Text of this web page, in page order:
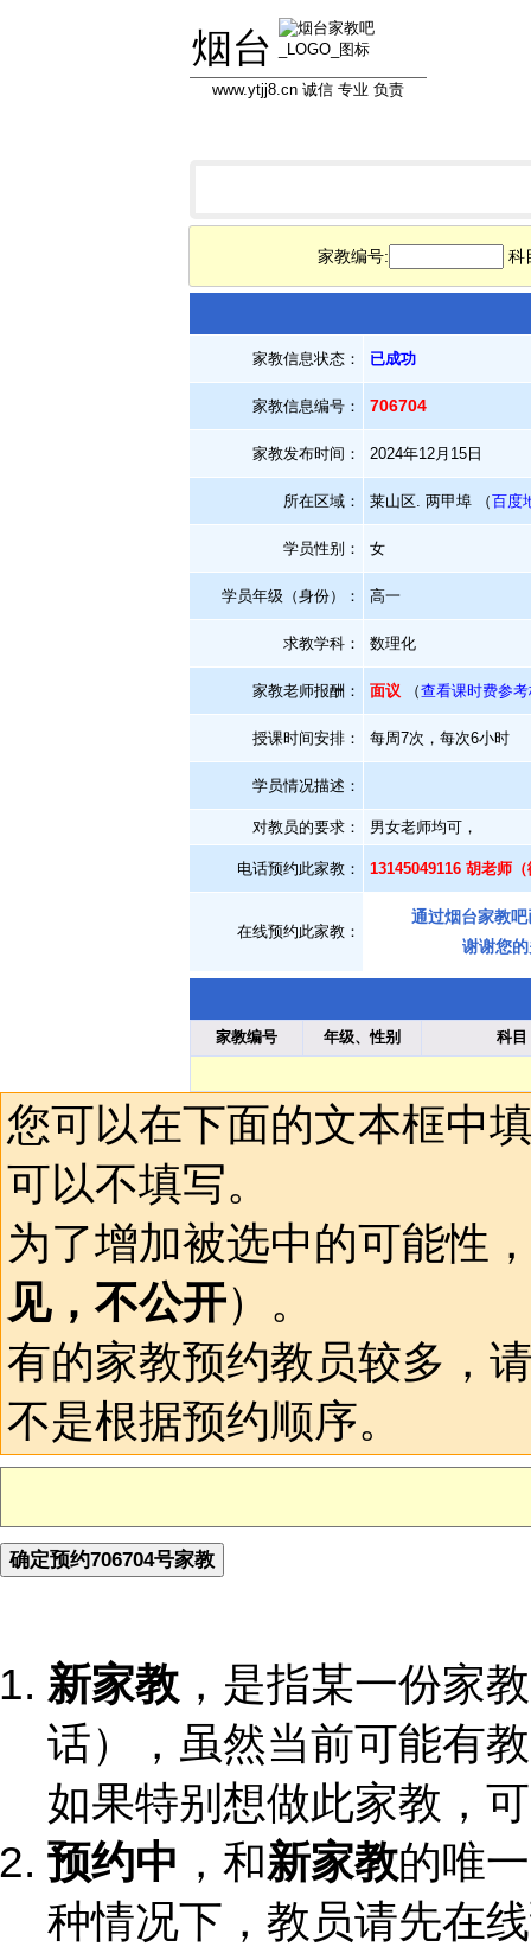
烟台
www.ytjj8.cn 诚信 专业 负责
家教编号: 科
家教信息状态： 已成功
家教信息编号： 706704
家教发布时间： 2024年12月15日
所在区域： 莱山区. 两甲埠 （百度
学员性别： 女
学员年级（身份）： 高一
求教学科： 数理化
家教老师报酬： 面议 （查看课时费参
授课时间安排： 每周7次，每次6小时
学员情况描述：
对教员的要求： 男女老师均可，
电话预约此家教： 13145049116 胡老师
在线预约此家教：
通过烟台家教
谢谢您
家教编号 年级、性别 科目
您可以在下面的文本框中
可以不填写。
为了增加被选中的可能性
见，不公开）。
有的家教预约教员较多，
不是根据预约顺序。
新家教 ，是指某一份家
话），虽然当前可能有
如果特别想做此家教，
预约中 ，和新家教的唯
种情况下，教员请先在